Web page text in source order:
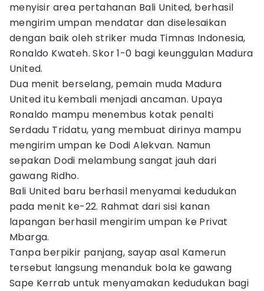
menyisir area pertahanan Bali United, berhasil
mengirim umpan mendatar dan diselesaikan
dengan baik oleh striker muda Timnas Indonesia,
Ronaldo Kwateh. Skor 1-0 bagi keunggulan Madura
United.
Dua menit berselang, pemain muda Madura
United itu kembali menjadi ancaman. Upaya
Ronaldo mampu menembus kotak penalti
Serdadu Tridatu, yang membuat dirinya mampu
mengirim umpan ke Dodi Alekvan. Namun
sepakan Dodi melambung sangat jauh dari
gawang Ridho.
Bali United baru berhasil menyamai kedudukan
pada menit ke-22. Rahmat dari sisi kanan
lapangan berhasil mengirim umpan ke Privat
Mbarga.
Tanpa berpikir panjang, sayap asal Kamerun
tersebut langsung menanduk bola ke gawang
Sape Kerrab untuk menyamakan kedudukan bagi